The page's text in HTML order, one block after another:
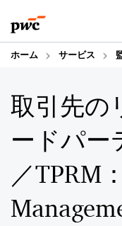
to
content
to
footer
ホーム サービス
取引先の
ードパー
／TPRM